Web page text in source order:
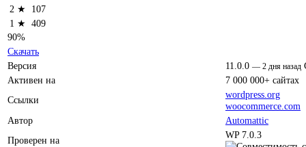
2 ★
107
1 ★ 409
90%
Скачать
Версия
11.0.0 — 2 дня назад
Активен на
7 000 000+ сайтах
Ссылки
wordpress.org
woocommerce.com
Автор
Automattic
Проверен на
WP 7.0.3